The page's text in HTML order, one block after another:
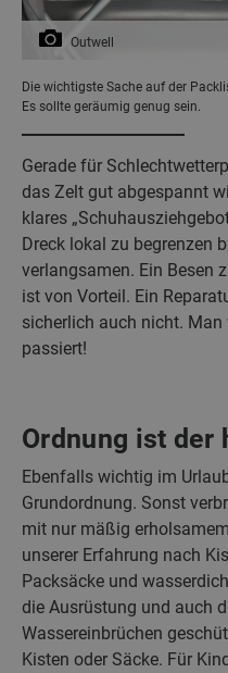
Outwell
Die wichtigste Sache auf der
Es sollte geräumig genug sein.
Gerade für
das Zelt gut abgespannt
klares
Dreck lokal zu begrenzen
verlangsamen. Ein Besen
ist von Vorteil. Ein
sicherlich auch nicht.
passiert!
Ordnung ist der
Ebenfalls wichtig im
Grundordnung. Sonst
mit nur mäßig
unserer Erfahrung nach
Packsäcke und
die Ausrüstung und auch
Wassereinbrüchen
Kisten oder Säcke. Für